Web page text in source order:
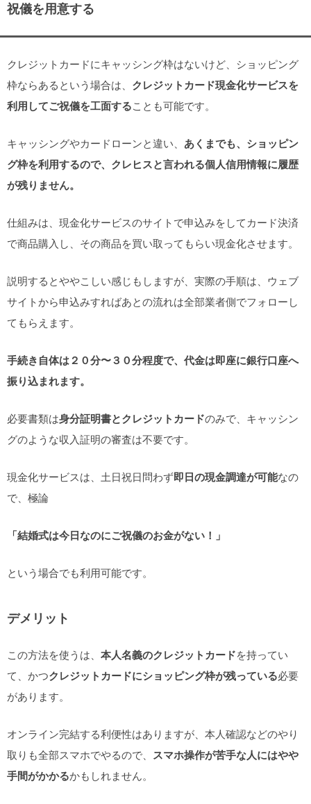
祝儀を用意する
クレジットカードにキャッシング枠はないけど、ショッピング
枠ならあるという場合は、 クレジットカード現金化サービスを
利用してご祝儀を工面することも可能です。
キャッシングやカードローンと違い、 あくまでも、ショッピン
グ枠を利用するので、クレヒスと言われる個人信用情報に履歴
が残りません。
仕組みは、現金化サービスのサイトで申込みをしてカード決済
で商品購入し、その商品を買い取ってもらい現金化させます。
説明するとややこしい感じもしますが、実際の手順は、ウェブ
サイトから申込みすればあとの流れは全部業者側でフォローし
てもらえます。
手続き自体は２０分〜３０分程度で、代金は即座に銀行口座へ
振り込まれます。
必要書類は身分証明書とクレジットカードのみで、キャッシン
グのような収入証明の審査は不要です。
現金化サービスは、土日祝日問わず即日の現金調達が可能なの
で、極論
「結婚式は今日なのにご祝儀のお金がない！」
という場合でも利用可能です。
デメリット
この方法を使うは、 本人名義のクレジットカードを持ってい
て、かつクレジットカードにショッピング枠が残っている必要
があります。
オンライン完結する利便性はありますが、本人確認などのやり
取りも全部スマホでやるので、
スマホ操作が苦手な人にはやや
手間がかかるかもしれません。